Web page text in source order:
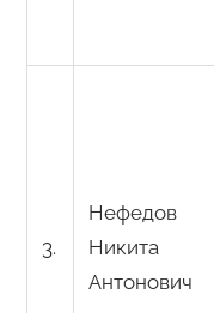
3.
Нефедов
Никита
Антонович